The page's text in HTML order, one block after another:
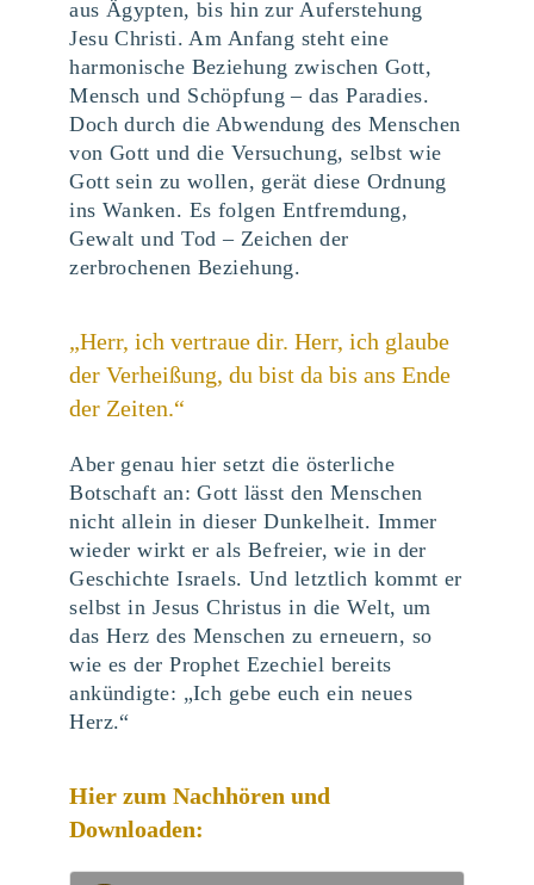
aus Ägypten, bis hin zur Auferstehung
Jesu Christi. Am Anfang steht eine
harmonische Beziehung zwischen Gott,
Mensch und Schöpfung – das Paradies.
Doch durch die Abwendung des Menschen
von Gott und die Versuchung, selbst wie
Gott sein zu wollen, gerät diese Ordnung
ins Wanken. Es folgen Entfremdung,
Gewalt und Tod – Zeichen der
zerbrochenen Beziehung.
„Herr, ich vertraue dir. Herr, ich glaube
der Verheißung, du bist da bis ans Ende
der Zeiten.“
Aber genau hier setzt die österliche
Botschaft an: Gott lässt den Menschen
nicht allein in dieser Dunkelheit. Immer
wieder wirkt er als Befreier, wie in der
Geschichte Israels. Und letztlich kommt er
selbst in Jesus Christus in die Welt, um
das Herz des Menschen zu erneuern, so
wie es der Prophet Ezechiel bereits
ankündigte: „Ich gebe euch ein neues
Herz.“
Hier zum Nachhören und
Downloaden: